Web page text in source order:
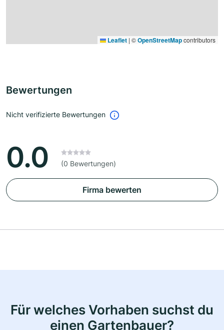
Leaflet | ©OpenStreetMapcontributors
Bewertungen
Nicht verifizierte Bewertungen
0.0 (0 Bewertungen)
Firma bewerten
Für welches Vorhaben suchst du
einen Gartenbauer?